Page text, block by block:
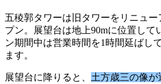
五稜郭タワーは旧タワーをリニュー
プン。展望台は地上90mに位置して
ン期間中は営業時間を1時間延ばし
ます。
展望台に降りると、 土方歳三の像が